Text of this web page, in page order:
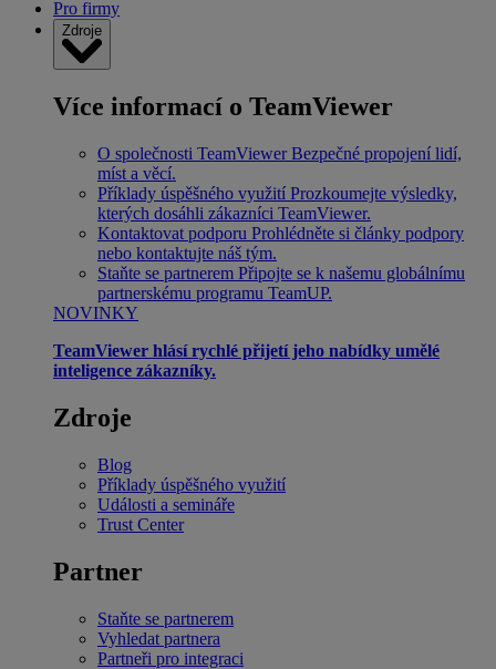
Pro firmy
Zdroje
Více informací o TeamViewer
O společnosti TeamViewer Bezpečné propojení lidí,
míst a věcí.
Příklady úspěšného využití Prozkoumejte výsledky,
kterých dosáhli zákazníci TeamViewer.
Kontaktovat podporu Prohlédněte si články podpory
nebo kontaktujte náš tým.
Staňte se partnerem Připojte se k našemu globálnímu
partnerskému programu TeamUP.
NOVINKY
TeamViewer hlásí rychlé přijetí jeho nabídky umělé
inteligence zákazníky.
Zdroje
Blog
Příklady úspěšného využití
Události a semináře
Trust Center
Partner
Staňte se partnerem
Vyhledat partnera
Partneři pro integraci